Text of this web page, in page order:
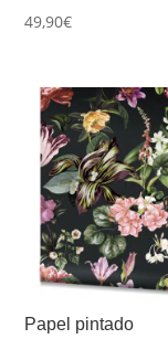
49,90€
Papel pintado